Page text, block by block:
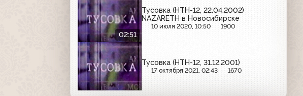
02:51
Тусовка (НТН-12, 22.04.2002)
NAZARETH в Новосибирске
10 июля 2020, 10:50 1900
Тусовка (НТН-12, 31.12.2001)
17 октября 2021, 02:43 1670